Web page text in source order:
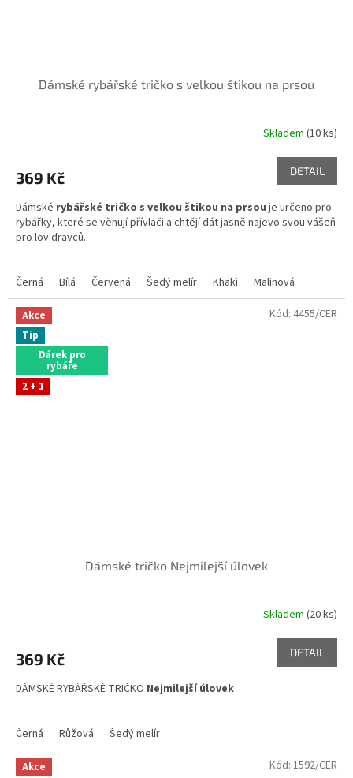
Dámské rybářské tričko s velkou štikou na prsou
Skladem (10 ks)
369 Kč DETAIL
Dámské rybářské tričko s velkou štikou na prsou je určeno pro
rybářky, které se věnují přívlači a chtějí dát jasně najevo svou vášeň
pro lov dravců.
Černá
Bílá Červená Šedý melír Khaki Malinová
Akce
Tip
Dárek pro
rybáře
2 + 1
Dámské tričko Nejmilejší úlovek
Skladem (20 ks)
369 Kč DETAIL
DÁMSKÉ RYBÁŘSKÉ TRIČKO Nejmilejší úlovek
Černá Růžová Šedý melír
Kód: 4455/CER
Akce
Kód: 1592/CER